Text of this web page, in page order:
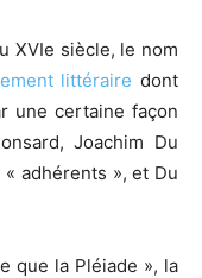
XVIe siècle, le nom
littéraire dont
une certaine façon
Joachim Du
adhérents », et Du
que la Pléiade », la